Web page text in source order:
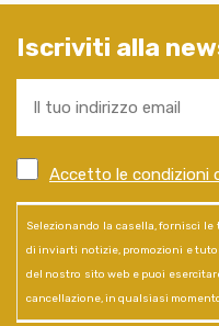
Iscriviti alla
Accetto le condizioni
Selezionando la casella, fornisci
di inviarti notizie, promozioni e
del nostro sito web e puoi
cancellazione, in qualsiasi